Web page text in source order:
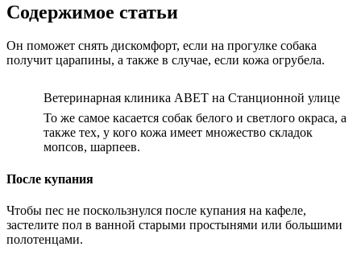
Содержимое статьи
Он поможет снять дискомфорт, если на прогулке собака
получит царапины, а также в случае, если кожа огрубела.
Ветеринарная клиника АВЕТ на Станционной улице
То же самое касается собак белого и светлого окраса, а
также тех, у кого кожа имеет множество складок
мопсов, шарпеев.
После купания
Чтобы пес не поскользнулся после купания на кафеле,
застелите пол в ванной старыми простынями или большими
полотенцами.